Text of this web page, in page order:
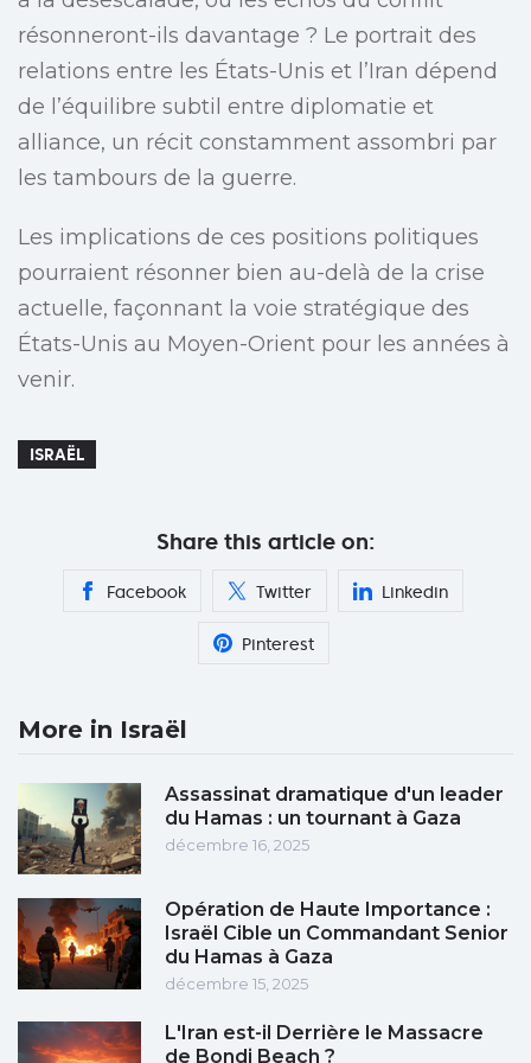
résonneront-ils davantage ? Le portrait des
relations entre les États-Unis et l’Iran dépend
de l’équilibre subtil entre diplomatie et
alliance, un récit constamment assombri par
les tambours de la guerre.
Les implications de ces positions politiques
pourraient résonner bien au-delà de la crise
actuelle, façonnant la voie stratégique des
États-Unis au Moyen-Orient pour les années à
venir.
ISRAËL
Share this article on:
Facebook Twitter Linkedin
Pinterest
More in Israël
Assassinat dramatique d'un leader
du Hamas : un tournant à Gaza
décembre 16, 2025
Opération de Haute Importance :
Israël Cible un Commandant Senior
du Hamas à Gaza
décembre 15, 2025
L'Iran est-il Derrière le Massacre
de Bondi Beach ?